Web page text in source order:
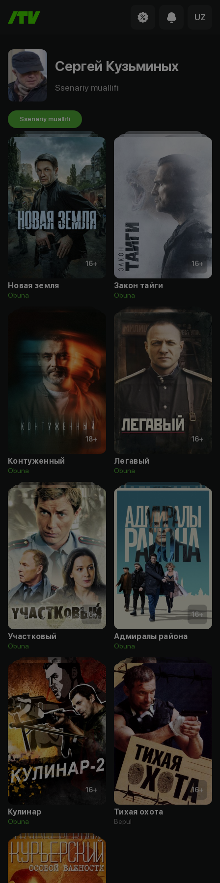
UZ
Сергей Кузьминых
Ssenariy muallifi
Ssenariy muallifi
16+
Новая земля
Obuna
16+
Закон тайги
Obuna
18+
Контуженный
Obuna
16+
Легавый
Obuna
16+
Участковый
Obuna
16+
Адмиралы района
Obuna
16+
Кулинар
Obuna
16+
Тихая охота
Bepul